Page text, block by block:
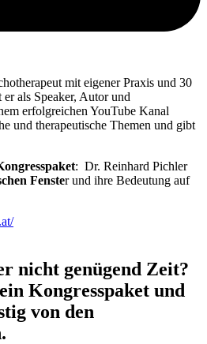
mit eigener Praxis und 30
als Speaker, Autor und
erfolgreichen YouTube Kanal
und therapeutische Themen und gibt
: Dr. Reinhard Pichler
Fenster und ihre Bedeutung auf
nicht genügend Zeit?
Kongresspaket und
von den